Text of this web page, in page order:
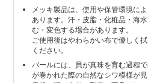
メッキ製品は、使用や保管環境に
あります。汗・皮脂・化粧品・海
む・変色する場合があります。
ご使用後はやわらかい布で優しく
ください。
パールには、貝が真珠を育む過程
が巻かれた際の自然なシワ模様が